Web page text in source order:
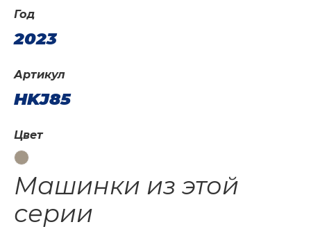
Год
2023
Артикул
HKJ85
Цвет
Машинки из этой
серии